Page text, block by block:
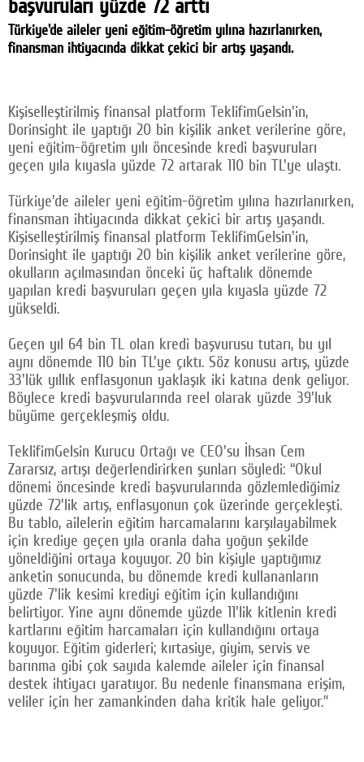
Facebook
Twitter
© 2026 TÜM HAKLARI SAKLIDIR
başvuruları yüzde 72 arttı
Türkiye'de aileler yeni eğitim-öğretim yılına hazırlanırken,
finansman ihtiyacında dikkat çekici bir artış yaşandı.
Kişiselleştirilmiş finansal platform TeklifimGelsin'in,
Dorinsight ile yaptığı 20 bin kişilik anket verilerine göre,
yeni eğitim-öğretim yılı öncesinde kredi başvuruları
geçen yıla kıyasla yüzde 72 artarak 110 bin TL'ye ulaştı.
Türkiye'de aileler yeni eğitim-öğretim yılına hazırlanırken,
finansman ihtiyacında dikkat çekici bir artış yaşandı.
Kişiselleştirilmiş finansal platform TeklifimGelsin'in,
Dorinsight ile yaptığı 20 bin kişilik anket verilerine göre,
okulların açılmasından önceki üç haftalık dönemde
yapılan kredi başvuruları geçen yıla kıyasla yüzde 72
yükseldi.
Geçen yıl 64 bin TL olan kredi başvurusu tutarı, bu yıl
aynı dönemde 110 bin TL'ye çıktı. Söz konusu artış, yüzde
33'lük yıllık enflasyonun yaklaşık iki katına denk geliyor.
Böylece kredi başvurularında reel olarak yüzde 39'luk
büyüme gerçekleşmiş oldu.
TeklifimGelsin Kurucu Ortağı ve CEO'su İhsan Cem
Zararsız, artışı değerlendirirken şunları söyledi: “Okul
dönemi öncesinde kredi başvurularında gözlemlediğimiz
yüzde 72'lik artış, enflasyonun çok üzerinde gerçekleşti.
Bu tablo, ailelerin eğitim harcamalarını karşılayabilmek
için krediye geçen yıla oranla daha yoğun şekilde
yöneldiğini ortaya koyuyor. 20 bin kişiyle yaptığımız
anketin sonucunda, bu dönemde kredi kullananların
yüzde 7'lik kesimi krediyi eğitim için kullandığını
belirtiyor. Yine aynı dönemde yüzde 11'lik kitlenin kredi
kartlarını eğitim harcamaları için kullandığını ortaya
koyuyor. Eğitim giderleri; kırtasiye, giyim, servis ve
barınma gibi çok sayıda kalemde aileler için finansal
destek ihtiyacı yaratıyor. Bu nedenle finansmana erişim,
veliler için her zamankinden daha kritik hale geliyor.”